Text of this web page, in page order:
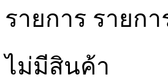
รายการ รายกา
ไม่มีสินค้า